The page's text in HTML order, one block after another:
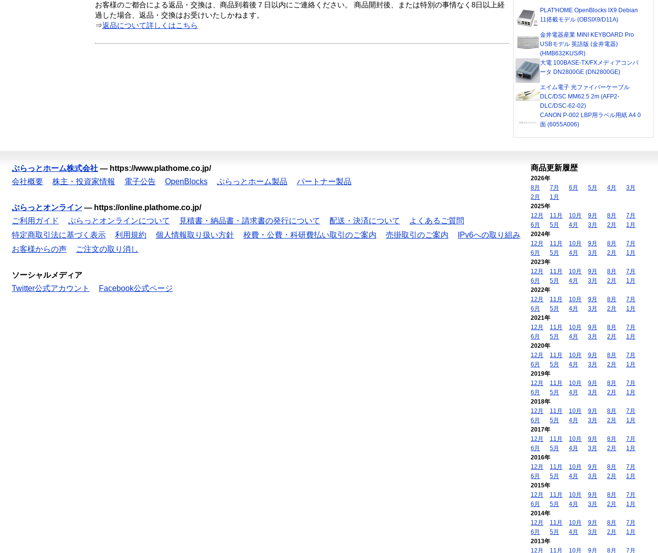
お客様のご都合による返品・交換は、商品到着後７日以内にご連絡ください。 商品開封後、または特別の事情なく8日以上経
過した場合、返品・交換はお受けいたしかねます。
⇒返品について詳しくはこちら
PLAT'HOME OpenBlocks IX9 Debian
11搭載モデル (OBSIX9/D11A)
金井電器産業 MINI KEYBOARD Pro
USBモデル 英語版 (金井電器)
(HMB632KUS/R)
大電 100BASE-TX/FXメディアコンバ
ータ DN2800GE (DN2800GE)
エイム電子 光ファイバーケーブル
DLC/DSC MM62.5 2m (AFP2-
DLC/DSC-62-02)
CANON P-002 LBP用ラベル用紙 A4 0
面 (6055A006)
ぷらっとホーム株式会社 — https://www.plathome.co.jp/
会社概要
株主・投資家情報 電子公告 OpenBlocks ぷらっとホーム製品 パートナー製品
ぷらっとオンライン — https://online.plathome.co.jp/
ご利用ガイド
ぷらっとオンラインについて 見積書・納品書・請求書の発行について 配送・決済について
よくあるご質問
特定商取引法に基づく表示
利用規約 個人情報取り扱い方針 校費・公費・科研費払い取引のご案内 売掛取引のご案内
IPv6への取り組み
お客様からの声
ご注文の取り消し
ソーシャルメディア
Twitter公式アカウント
Facebook公式ページ
商品更新履歴
2026年
8月
7月 6月 5月 4月
3月
2月
1月
2025年
12月
11月 10月 9月 8月
7月
6月
5月 4月 3月 2月
1月
2024年
12月
11月 10月 9月 8月
7月
6月
5月 4月 3月 2月
1月
2023年
12月
11月 10月 9月 8月
7月
6月
5月 4月 3月 2月
1月
2022年
12月
11月 10月 9月 8月
7月
6月
5月 4月 3月 2月
1月
2021年
12月
11月 10月 9月 8月
7月
6月
5月 4月 3月 2月
1月
2020年
12月
11月 10月 9月 8月
7月
6月
5月 4月 3月 2月
1月
2019年
12月
11月 10月 9月 8月
7月
6月
5月 4月 3月 2月
1月
2018年
12月
11月 10月 9月 8月
7月
6月
5月 4月 3月 2月
1月
2017年
12月
11月 10月 9月 8月
7月
6月
5月 4月 3月 2月
1月
2016年
12月
11月 10月 9月 8月
7月
6月
5月 4月 3月 2月
1月
2015年
12月
11月 10月 9月 8月
7月
6月
5月 4月 3月 2月
1月
2014年
12月
11月 10月 9月 8月
7月
6月
5月 4月 3月 2月
1月
2013年
12月
11月 10月 9月 8月 7月